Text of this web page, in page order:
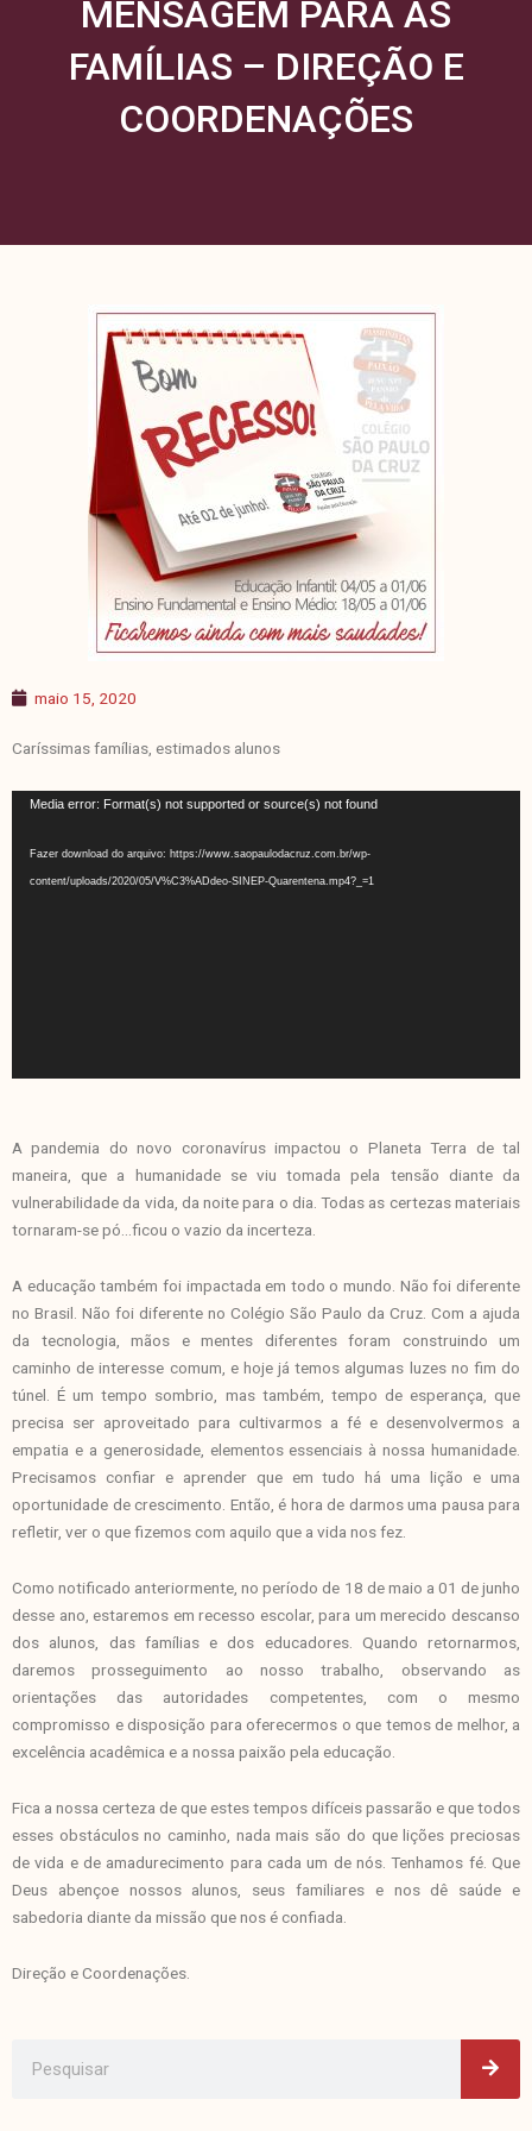
MENSAGEM PARA AS
FAMÍLIAS – DIREÇÃO E
COORDENAÇÕES
maio 15, 2020
Caríssimas famílias, estimados alunos
Tocador
vídeo
Media error: Format(s) not supported or source(s) not found
Fazer download do arquivo: https://www.saopaulodacruz.com.br/wp-
content/uploads/2020/05/V%C3%ADdeo-SINEP-Quarentena.mp4?_=1
A pandemia do novo coronavírus impactou o Planeta Terra de tal
maneira, que a humanidade se viu tomada pela tensão diante da
vulnerabilidade da vida, da noite para o dia. Todas as certezas materiais
tornaram-se pó…ficou o vazio da incerteza.
A educação também foi impactada em todo o mundo. Não foi diferente
no Brasil. Não foi diferente no Colégio São Paulo da Cruz. Com a ajuda
da tecnologia, mãos e mentes diferentes foram construindo um
caminho de interesse comum, e hoje já temos algumas luzes no fim do
túnel. É um tempo sombrio, mas também, tempo de esperança, que
precisa ser aproveitado para cultivarmos a fé e desenvolvermos a
empatia e a generosidade, elementos essenciais à nossa humanidade.
Precisamos confiar e aprender que em tudo há uma lição e uma
oportunidade de crescimento. Então, é hora de darmos uma pausa para
refletir, ver o que fizemos com aquilo que a vida nos fez.
Como notificado anteriormente, no período de 18 de maio a 01 de junho
desse ano, estaremos em recesso escolar, para um merecido descanso
dos alunos, das famílias e dos educadores. Quando retornarmos,
daremos prosseguimento ao nosso trabalho, observando as
orientações das autoridades competentes, com o mesmo
compromisso e disposição para oferecermos o que temos de melhor, a
excelência acadêmica e a nossa paixão pela educação.
Fica a nossa certeza de que estes tempos difíceis passarão e que todos
esses obstáculos no caminho, nada mais são do que lições preciosas
de vida e de amadurecimento para cada um de nós. Tenhamos fé. Que
Deus abençoe nossos alunos, seus familiares e nos dê saúde e
sabedoria diante da missão que nos é confiada.
Direção e Coordenações.